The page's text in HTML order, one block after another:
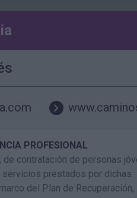
PROFESIONAL
contratación de personas
prestados por dichas
del Plan de Recuperación,